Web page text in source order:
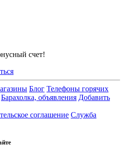
счет!
Блог Телефоны горячих
Барахолка, объявления Добавить
соглашение Служба